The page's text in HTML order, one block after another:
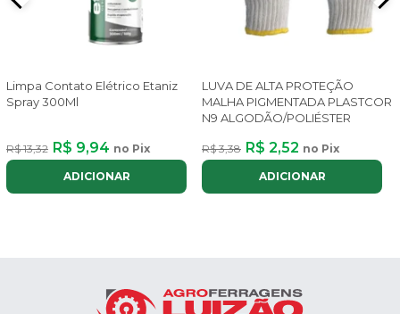
Limpa Contato Elétrico Etaniz
Spray 300Ml
R$ 13,32 R$ 9,94 no Pix
ADICIONAR
LUVA DE ALTA PROTEÇÃO
MALHA PIGMENTADA PLASTCOR
N9 ALGODÃO/POLIÉSTER
R$ 3,38 R$ 2,52 no Pix
ADICIONAR